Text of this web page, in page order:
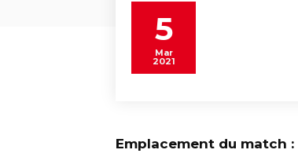
5
Mar
2021
Emplacement du match :